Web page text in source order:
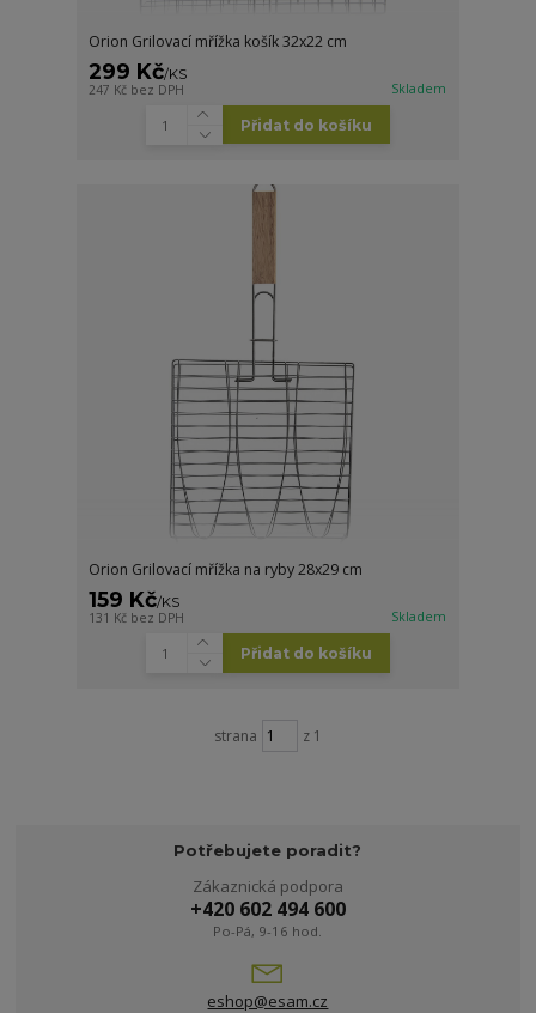
Orion Grilovací mřížka košík 32x22 cm
299 Kč/KS
247 Kč bez DPH Skladem
Přidat do košíku
Orion Grilovací mřížka na ryby 28x29 cm
159 Kč/KS
131 Kč bez DPH Skladem
Přidat do košíku
strana z 1
Potřebujete poradit?
Zákaznická podpora
+420 602 494 600
Po-Pá, 9-16 hod.
eshop@esam.cz